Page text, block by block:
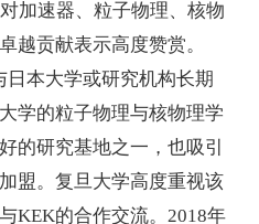
加速器、粒子物理、核物
越贡献表示高度赞赏。
本大学或研究机构长期
学的粒子物理与核物理学
的研究基地之一，也吸引
盟。复旦大学高度重视该
KEK的合作交流。 2018年